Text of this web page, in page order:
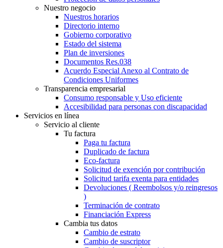
Nuestro negocio
Nuestros horarios
Directorio interno
Gobierno corporativo
Estado del sistema
Plan de inversiones
Documentos Res.038
Acuerdo Especial Anexo al Contrato de
Condiciones Uniformes
Transparencia empresarial
Consumo responsable y Uso eficiente
Accesibilidad para personas con discapacidad
Servicios en línea
Servicio al cliente
Tu factura
Paga tu factura
Duplicado de factura
Eco-factura
Solicitud de exención por contribución
Solicitud tarifa exenta para entidades
Devoluciones ( Reembolsos y/o reingresos
)
Terminación de contrato
Financiación Express
Cambia tus datos
Cambio de estrato
Cambio de suscriptor